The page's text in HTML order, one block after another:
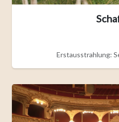
Erstausstrahlung: